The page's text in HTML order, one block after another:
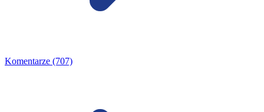
Komentarze (707)